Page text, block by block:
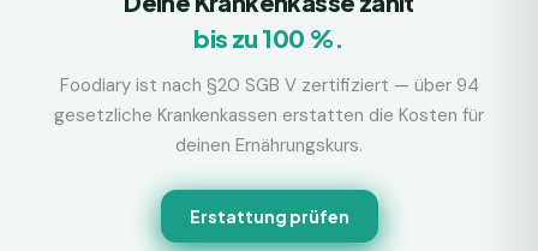
bis zu 100 %.
Foodiary ist nach §20 SGB V zertifiziert — über 94
gesetzliche Krankenkassen erstatten die Kosten für
deinen Ernährungskurs.
Erstattung prüfen